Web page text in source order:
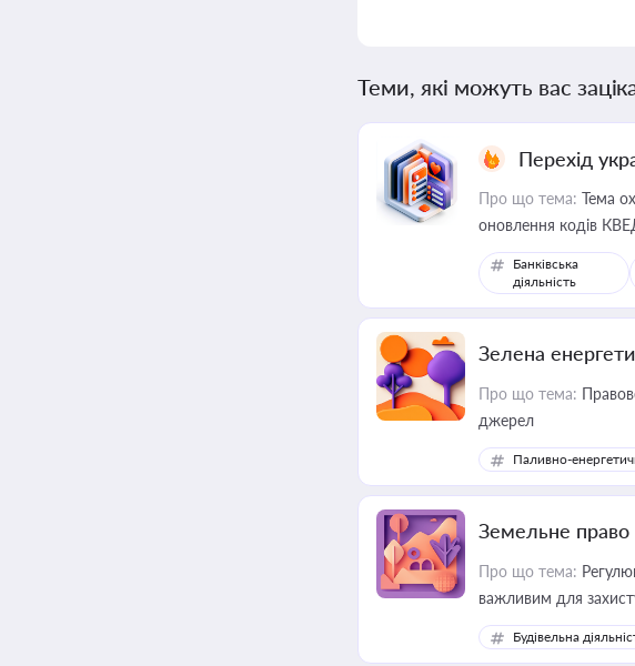
Теми, які можуть вас
Перехід
Про що тема: Тема
оновлення кодів
Банківська
діяльність
Зелена
Про що тема:
джерел
Паливно-
Земельне право
Про що тема:
важливим для
ресурсами
Будівельна